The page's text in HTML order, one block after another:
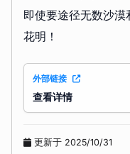
即使要途径无数沙
花明！
外部链接
查看详情
更新于 2025/10/31